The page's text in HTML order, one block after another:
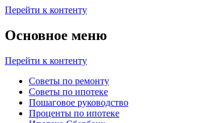
Перейти к контенту
Основное меню
Перейти к контенту
Советы по ремонту
Советы по ипотеке
Пошаговое руководство
Проценты по ипотеке